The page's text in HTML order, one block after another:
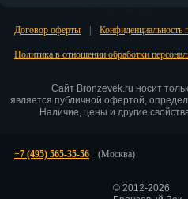
Договор оферты Конфиденциальность
Политика в отношении обработки
Сайт Bronzevek.ru носит
является публичной офертой,
Наличие, цены и другие
+7 (495) 565-35-56 (Москва)
© 2012-2026